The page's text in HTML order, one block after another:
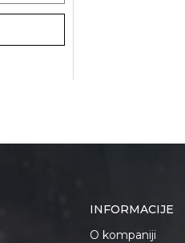
INFORMACIJE
O kompaniji